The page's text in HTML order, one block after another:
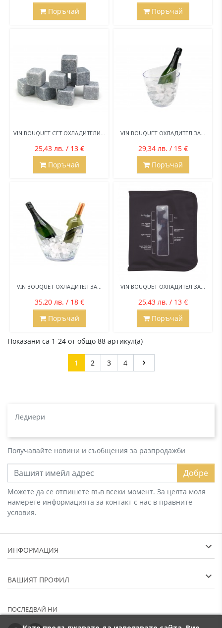
Поръчай
Поръчай
VIN BOUQUET СЕТ ОХЛАДИТЕЛИ...
25,43 лв. / 13 €
Поръчай
VIN BOUQUET ОХЛАДИТЕЛ ЗА...
29,34 лв. / 15 €
Поръчай
VIN BOUQUET ОХЛАДИТЕЛ ЗА...
35,20 лв. / 18 €
Поръчай
VIN BOUQUET ОХЛАДИТЕЛ ЗА...
25,43 лв. / 13 €
Поръчай
Показани са 1-24 от общо 88 артикул(а)
1 2 3 4 Напред

Ледиери
Получавайте новини и съобщения за разпродажби
Добре
Можете да се отпишете във всеки момент. За целта моля
намерете информацията за контакт с нас в правните
условия.
ИНФОРМАЦИЯ
ВАШИЯТ ПРОФИЛ
ПОСЛЕДВАЙ НИ